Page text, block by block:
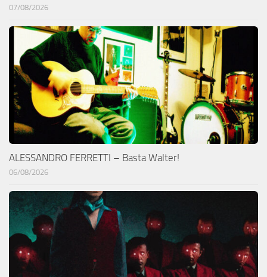
07/08/2026
ALESSANDRO FERRETTI – Basta Walter!
06/08/2026